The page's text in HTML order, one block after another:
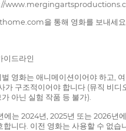
을 통해 영화를 보내세요
이드라인
영화는 애니메이션이어야 하고,
가 구조적이어야 합니다 (뮤직 비디
아닌 실험 작품 등 불가).
에는 2024년, 2025년 또는 2026년
합니다. 이전 영화는 사용할 수 없습